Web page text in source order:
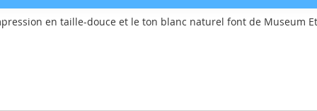
en taille-douce et le ton blanc naturel font de Museum